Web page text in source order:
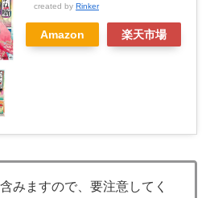
created by Rinker
Amazon 楽天市場
みますので、要注意してく